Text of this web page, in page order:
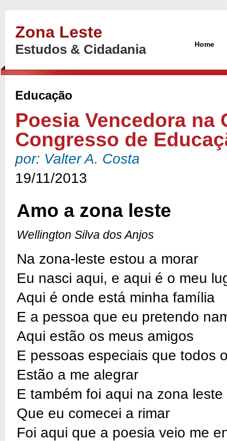
Zona Leste
Estudos & Cidadania Home
Educação
Poesia Vencedora na
Congresso de
por: Valter A. Costa
19/11/2013
Amo a zona leste
Wellington Silva dos Anjos
Na zona-leste estou a morar
Eu nasci aqui, e aqui é o meu
Aqui é onde está minha família
E a pessoa que eu pretendo
Aqui estão os meus amigos
E pessoas especiais que todos
Estão a me alegrar
E também foi aqui na zona leste
Que eu comecei a rimar
Foi aqui que a poesia veio me